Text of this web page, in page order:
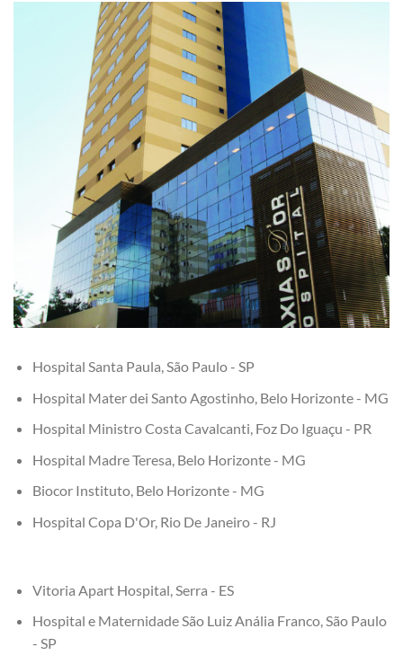
Hospital Santa Paula, São Paulo - SP
Hospital Mater dei Santo Agostinho, Belo Horizonte - MG
Hospital Ministro Costa Cavalcanti, Foz Do Iguaçu - PR
Hospital Madre Teresa, Belo Horizonte - MG
Biocor Instituto, Belo Horizonte - MG
Hospital Copa D'Or, Rio De Janeiro - RJ
Vitoria Apart Hospital, Serra - ES
Hospital e Maternidade São Luiz Anália Franco, São Paulo
- SP